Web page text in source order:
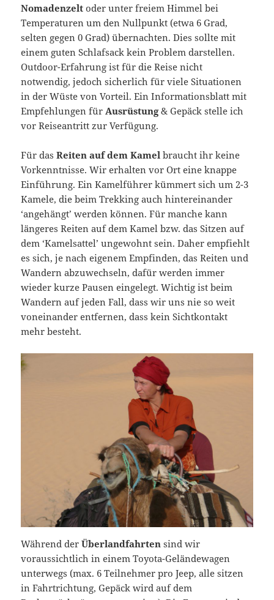
Nomadenzeltoder unter freiem Himmel bei
Temperaturen um den Nullpunkt (etwa 6 Grad,
selten gegen 0 Grad) übernachten. Dies sollte mit
einem guten Schlafsack kein Problem darstellen.
Outdoor-Erfahrung ist für die Reise nicht
notwendig, jedoch sicherlich für viele Situationen
in der Wüste von Vorteil. Ein Informationsblatt mit
Empfehlungen für Ausrüstung& Gepäck stelle ich
vor Reiseantritt zur Verfügung.
Für dasReiten auf dem Kamel braucht ihr keine
Vorkenntnisse. Wir erhalten vor Ort eine knappe
Einführung. Ein Kamelführer kümmert sich um 2-3
Kamele, die beim Trekking auch hintereinander
‘angehängt’ werden können. Für manche kann
längeres Reiten auf dem Kamel bzw. das Sitzen auf
dem ‘Kamelsattel’ ungewohnt sein. Daher empfiehlt
es sich, je nach eigenem Empfinden, das Reiten und
Wandern abzuwechseln, dafür werden immer
wieder kurze Pausen eingelegt. Wichtig ist beim
Wandern auf jeden Fall, dass wir uns nie so weit
voneinander entfernen, dass kein Sichtkontakt
mehr besteht.
Während derÜberlandfahrtensind wir
voraussichtlich in einem Toyota-Geländewagen
unterwegs (max. 6 Teilnehmer pro Jeep, alle sitzen
in Fahrtrichtung, Gepäck wird auf dem